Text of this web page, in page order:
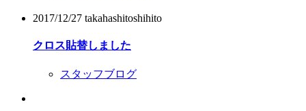
2017/12/27 takahashitoshihito
クロス貼替しました
スタッフブログ